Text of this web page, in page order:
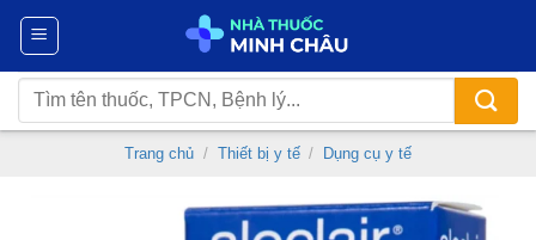
Chuyển
nội
dung
Tìm
kiếm:
Trang chủ / Thiết bị y tế / Dụng cụ y tế